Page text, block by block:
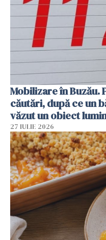
Mobilizare în
căutări, după ce un
văzut un obiect
27 IULIE 2026